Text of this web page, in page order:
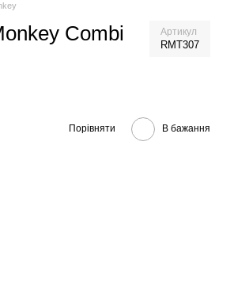
Combi
Артикул
RMT307
Порівняти В бажання